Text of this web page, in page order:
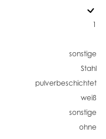
1
sonstige
Stahl
pulverbeschichtet
weiß
sonstige
ohne